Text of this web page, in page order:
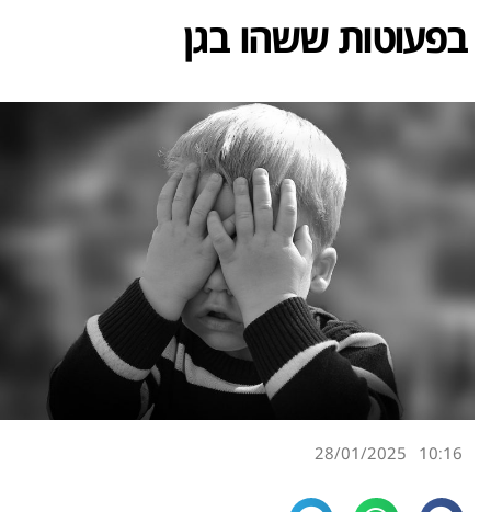
בפעוטות ששהו בגן
10:16
28/01/2025